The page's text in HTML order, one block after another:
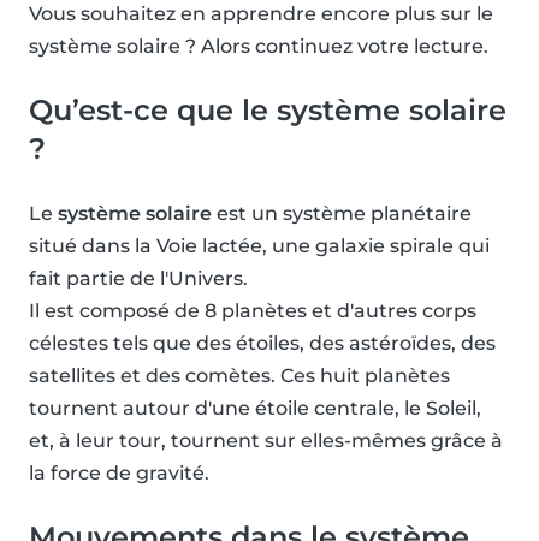
Vous souhaitez en apprendre encore plus sur le
système solaire ? Alors continuez votre lecture.
Qu’est-ce que le système solaire
?
Le système solaire est un système planétaire
situé dans la Voie lactée, une galaxie spirale qui
fait partie de l'Univers.
Il est composé de 8 planètes et d'autres corps
célestes tels que des étoiles, des astéroïdes, des
satellites et des comètes. Ces huit planètes
tournent autour d'une étoile centrale, le Soleil,
et, à leur tour, tournent sur elles-mêmes grâce à
la force de gravité.